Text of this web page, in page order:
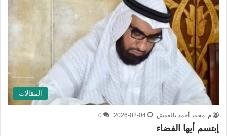
المقالات
م. محمد أحمد بالعمش 2026-02-04
0
إبتسم أيها الفضاء